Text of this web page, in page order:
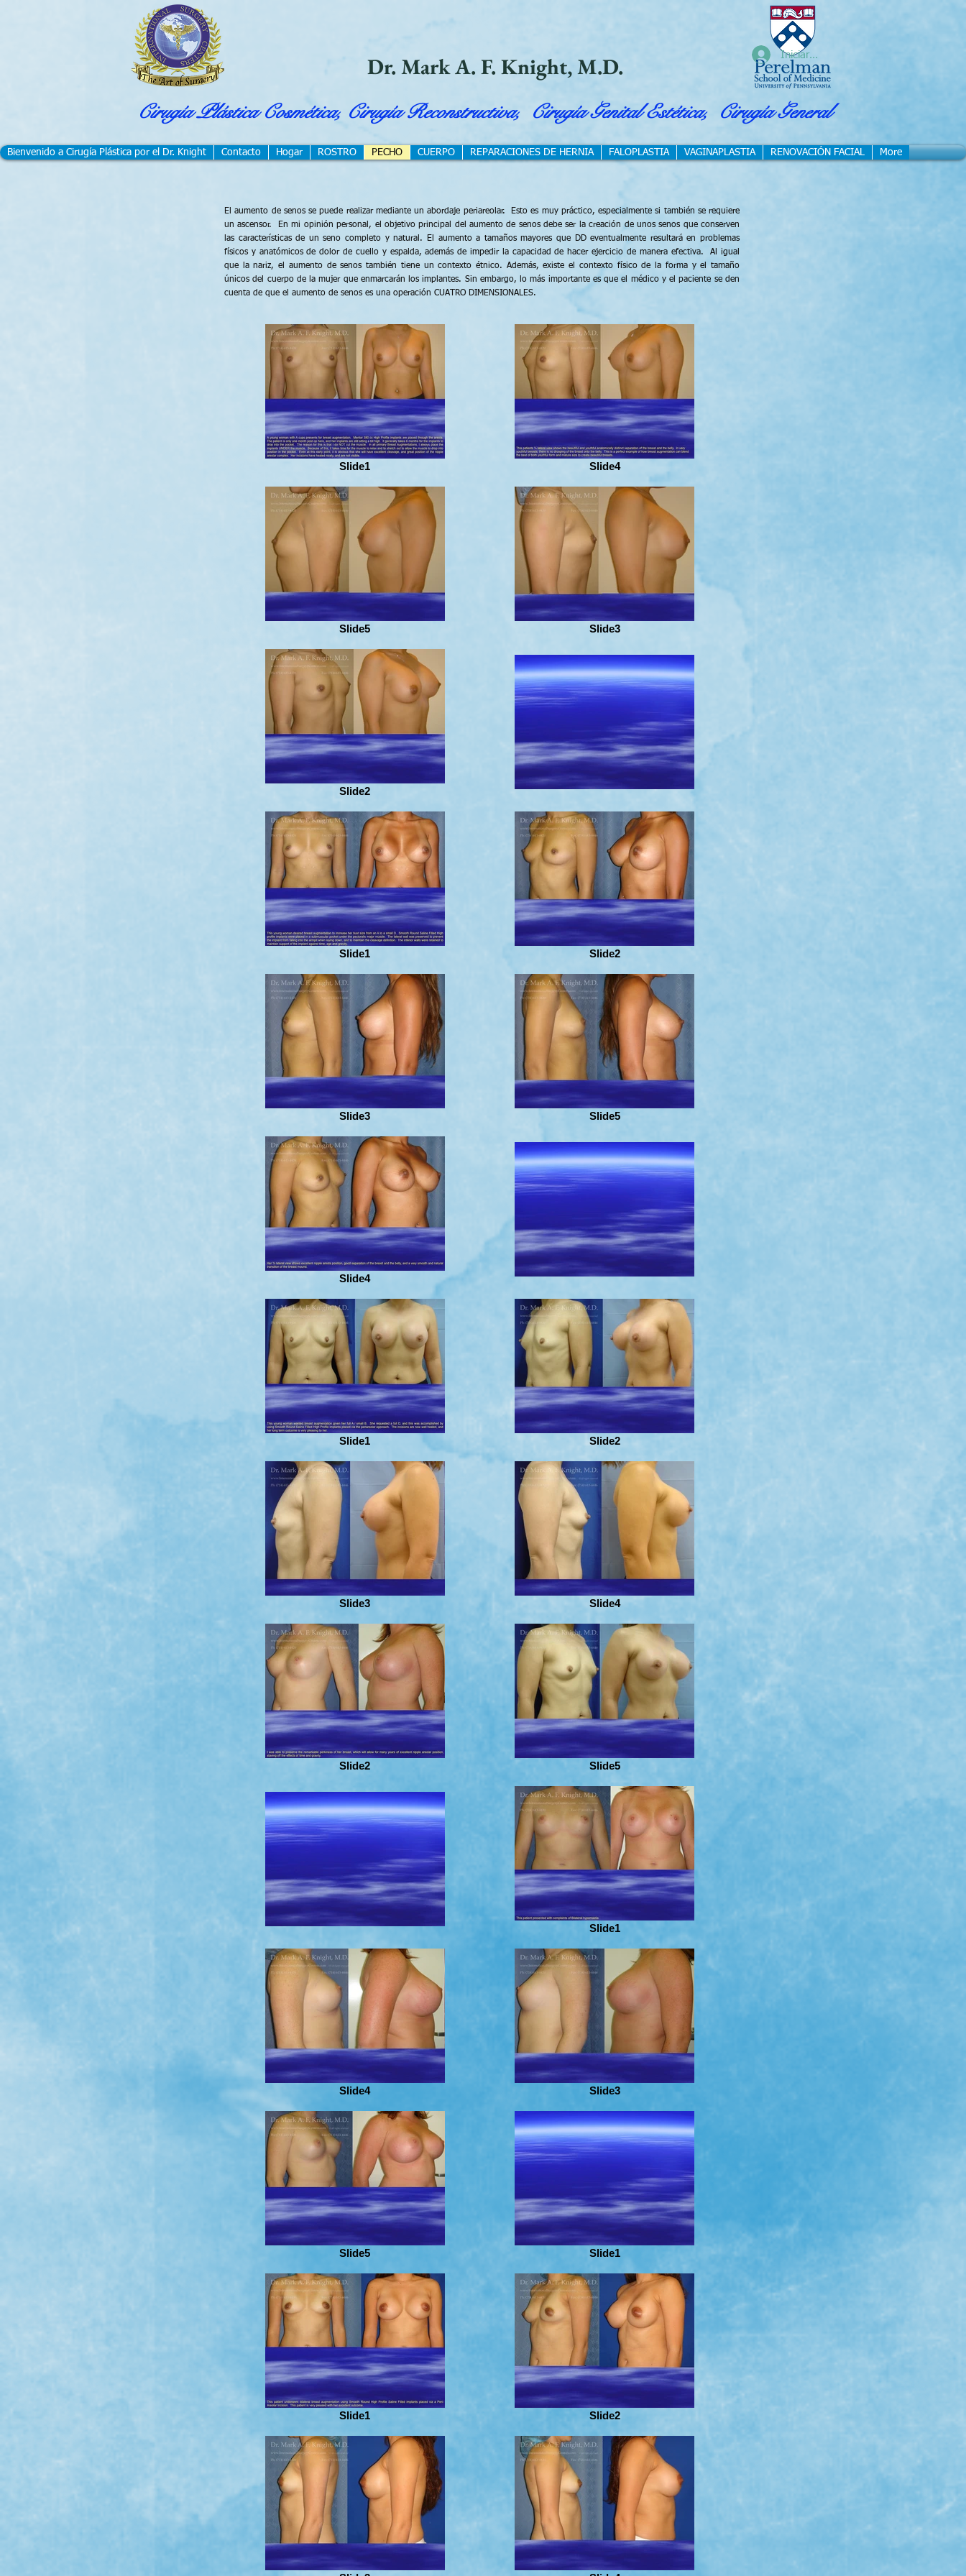
Dr. Mark A. F. Knight, M.D. Iniciar sesión
Cirugía Plástica Cosmética, Cirugía Reconstructiva, Cirugía Genital Estética, Cirugía General
Bienvenido a Cirugía Plástica por el Dr. Knight Contacto Hogar ROSTRO PECHO CUERPO REPARACIONES DE HERNIA FALOPLASTIA VAGINAPLASTIA RENOVACIÓN FACIAL More
El aumento de senos se puede realizar mediante un abordaje periareolar. Esto es muy práctico, especialmente si también se requiere
un ascensor. En mi opinión personal, el objetivo principal del aumento de senos debe ser la creación de unos senos que conserven
las características de un seno completo y natural. El aumento a tamaños mayores que DD eventualmente resultará en problemas
físicos y anatómicos de dolor de cuello y espalda, además de impedir la capacidad de hacer ejercicio de manera efectiva.Al igual
que la nariz, el aumento de senos también tiene un contexto étnico. Además, existe el contexto físico de la forma y el tamaño
únicos del cuerpo de la mujer que enmarcarán los implantes. Sin embargo, lo más importante es que el médico y el paciente se den
cuenta de que el aumento de senos es una operación CUATRO DIMENSIONALES.
Slide1 Slide4
Slide5 Slide3
Slide2
Slide1 Slide2
Slide3 Slide5
Slide4
Slide1 Slide2
Slide3 Slide4
Slide2 Slide5
Slide1
Slide4 Slide3
Slide5 Slide1
Slide1 Slide2